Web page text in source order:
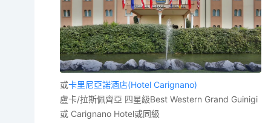
或卡里尼亞諾酒店(Hotel Carignano)
盧卡/拉斯佩齊亞 四星級Best Western Grand Guinigi
或 Carignano Hotel或同級